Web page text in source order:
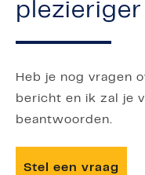
plezieriger
Heb je nog vragen
bericht en ik zal je
beantwoorden.
Stel een vraag